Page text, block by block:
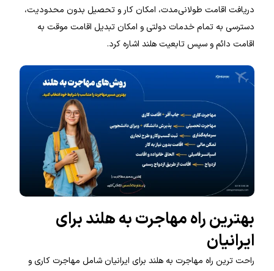
دریافت اقامت طولانی‌مدت، امکان کار و تحصیل بدون محدودیت،
دسترسی به تمام خدمات دولتی و امکان تبدیل اقامت موقت به
اقامت دائم و سپس تابعیت هلند اشاره کرد.
بهترین راه مهاجرت به هلند برای
ایرانیان
راحت ترین راه مهاجرت به هلند برای ایرانیان شامل مهاجرت کاری و